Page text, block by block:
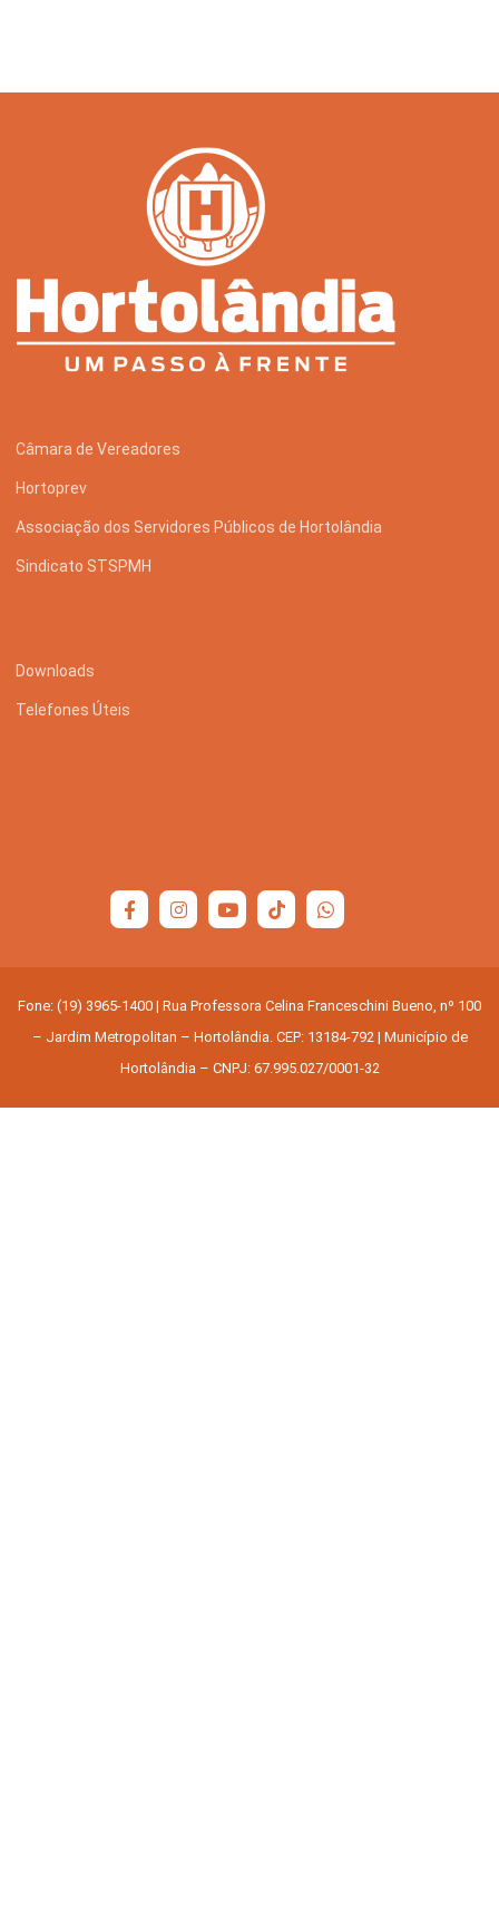
Câmara de Vereadores
Hortoprev
Associação dos Servidores Públicos de Hortolândia
Sindicato STSPMH
Downloads
Telefones Úteis
Fone: (19) 3965-1400 | Rua Professora Celina Franceschini Bueno, nº 100
– Jardim Metropolitan – Hortolândia. CEP: 13184-792 | Município de
Hortolândia – CNPJ: 67.995.027/0001-32